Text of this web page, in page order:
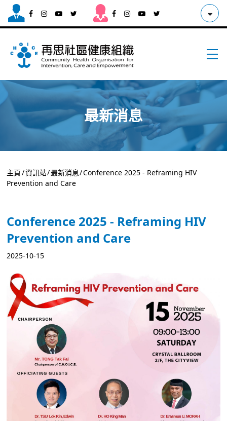
最新消息
主頁/資訊站/最新消息/Conference 2025 - Reframing HIV
Prevention and Care
Conference 2025 - Reframing HIV
Prevention and Care
2025-10-15